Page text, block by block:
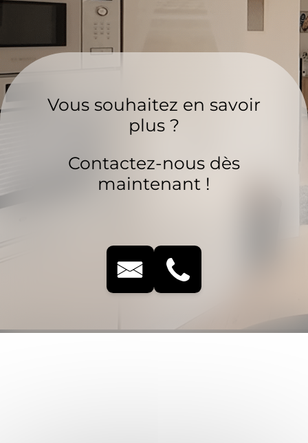
Vous souhaitez en savoir
plus ?
Contactez-nous dès
maintenant !